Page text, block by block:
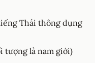
Thái thông dụng
tượng là nam giới)